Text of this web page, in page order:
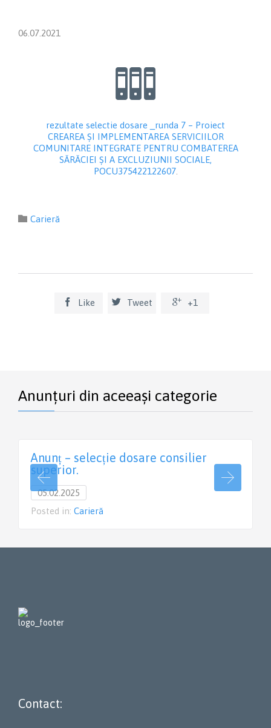
06.07.2021

rezultate selectie dosare _runda 7 – Proiect
CREAREA ȘI IMPLEMENTAREA SERVICIILOR
COMUNITARE INTEGRATE PENTRU COMBATEREA
SĂRĂCIEI ȘI A EXCLUZIUNII SOCIALE,
POCU375422122607.
 Category
Carieră
 Like  Tweet  +1
Anunțuri din aceeași categorie
Anunț – selecție dosare consilier
superior.
05.02.2025
Posted in: Carieră
Contact: